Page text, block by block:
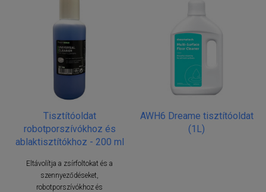
Tisztítóoldat
robotporszívókhoz és
ablaktisztítókhoz - 200 ml
Eltávolítja a zsírfoltokat és a
szennyeződéseket,
robotporszívókhoz és
AWH6 Dreame tisztítóoldat
(1L)